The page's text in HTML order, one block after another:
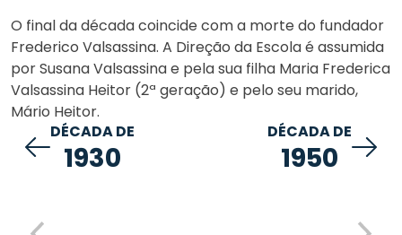
DÉCADA DE
1930
O final da década coincide com a morte do fundador
Frederico Valsassina. A Direção da Escola é assumida
por Susana Valsassina e pela sua filha Maria Frederica
Valsassina Heitor (2ª geração) e pelo seu marido,
Mário Heitor.
DÉCADA DE
1950